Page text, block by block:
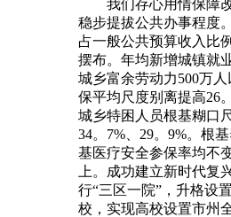
我们存心用情保障改
稳步提拔公共办事程度
占一般公共预算收入比
摆布。年均新增城镇就
城乡富余劳动力500万
保平均尺度别离提高26
城乡特困人员根基糊口
34。7%、29。9%。根
基医疗安全参保率均不
上。成功建立新时代复
行“三区一院”，升格设
校，实现高校设置市州